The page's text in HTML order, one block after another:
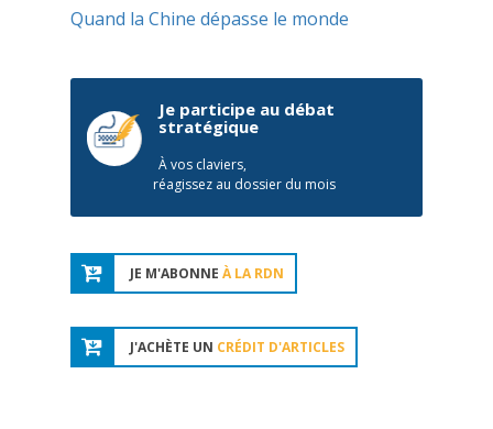
Quand la Chine dépasse le monde
Je participe au débat
stratégique
À vos claviers,
réagissez au dossier du mois
JE M'ABONNE À LA RDN
J'ACHÈTE UN CRÉDIT D'ARTICLES